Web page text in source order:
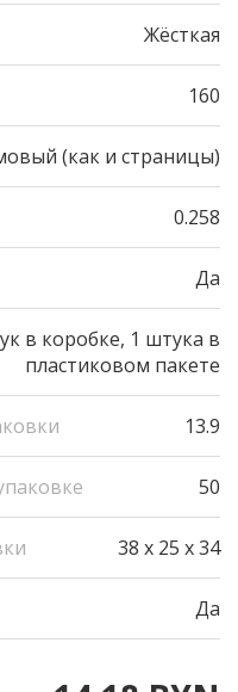
Жёсткая
160
(как и страницы)
0.258
Да
в коробке, 1 штука в
пластиковом пакете
13.9
50
38 x 25 x 34
Да